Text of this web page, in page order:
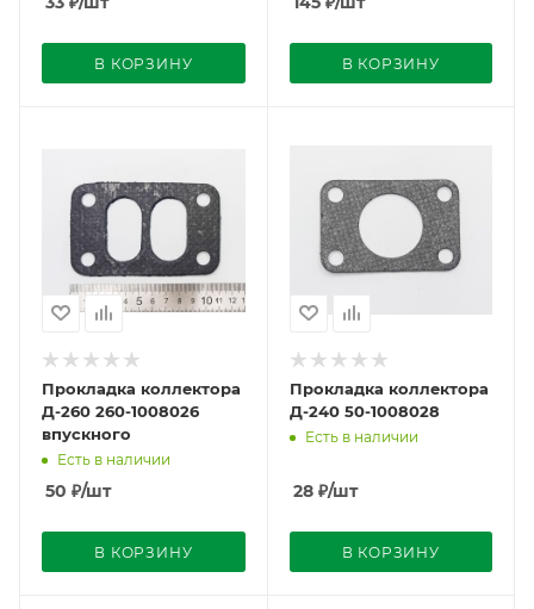
В КОРЗИНУ В КОРЗИНУ
Прокладка коллектора
Д-260 260-1008026
впускного
Есть в наличии
50 ₽/шт
В КОРЗИНУ
Прокладка коллектора
Д-240 50-1008028
Есть в наличии
28₽/шт
В КОРЗИНУ